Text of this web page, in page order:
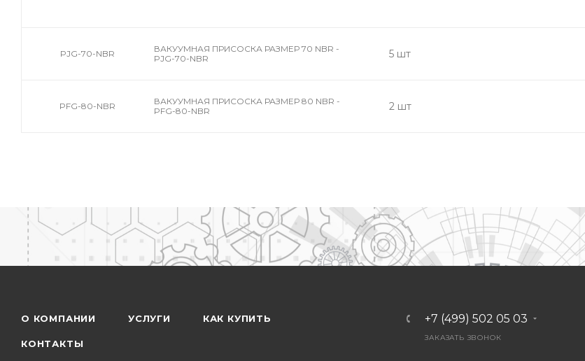
PJG-70-NBR
ВАКУУМНАЯ ПРИСОСКА РАЗМЕР 70 NBR -
PJG-70-NBR
5 шт
PFG-80-NBR
ВАКУУМНАЯ ПРИСОСКА РАЗМЕР 80 NBR -
PFG-80-NBR
2 шт
О КОМПАНИИ УСЛУГИ КАК КУПИТЬ
КОНТАКТЫ
+7 (499) 502 05 03
ЗАКАЗАТЬ ЗВОНОК